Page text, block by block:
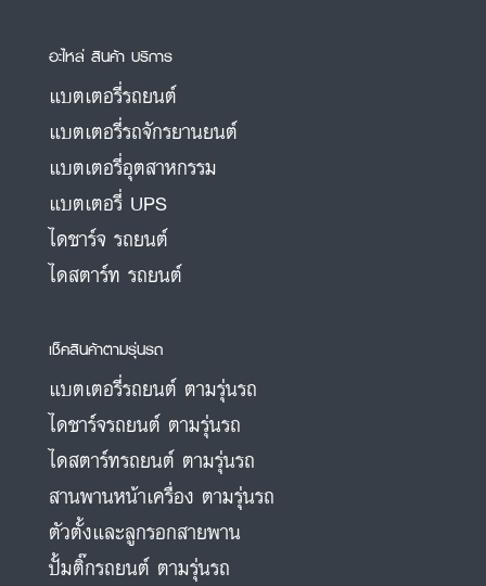
อะไหล่ สินค้า บริการ
แบตเตอรี่รถยนต์
แบตเตอรี่รถจักรยานยนต์
แบตเตอรี่อุตสาหกรรม
แบตเตอรี่ UPS
ไดชาร์จ รถยนต์
ไดสตาร์ท รถยนต์
เช็คสินค้าตามรุ่นรถ
แบตเตอรี่รถยนต์ ตามรุ่นรถ
ไดชาร์จรถยนต์ ตามรุ่นรถ
ไดสตาร์ทรถยนต์ ตามรุ่นรถ
สานพานหน้าเครื่อง ตามรุ่นรถ
ตัวตั้งและลูกรอกสายพาน
ปั้มติ๊กรถยนต์ ตามรุ่นรถ